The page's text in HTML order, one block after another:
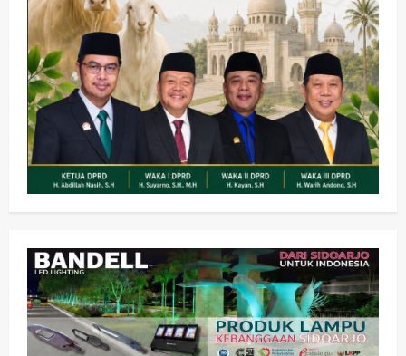
2
Adu Taktik di Atas Rumput Sintetis:
PWI dan Sapma PP Sidoarjo
Memanaskan Mesin Menuju Piala
Soccer
wartanusa 5 Agustus 2026
3
Ekonomi Hiburan Pemerintahan
HOT NEWS: Ribuan Warga Wage
Tumplek Blek di Bazar Rakyat Jalan
Jambu, Borong Kuliner UMKM Sambil
Nonton Jaranan!
4
Pemkab Sidoarjo & Muhammadiyah
Sinergi Permudah Perizinan, Wakaf,
hingga Hibah
wartanusa 4 Agustus 2026
Keagamaan Pemerintahan